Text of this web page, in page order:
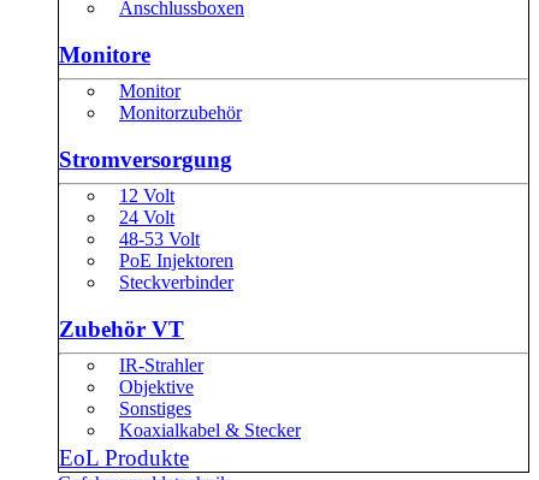
Anschlussboxen
Monitore
Monitor
Monitorzubehör
Stromversorgung
12 Volt
24 Volt
48-53 Volt
PoE Injektoren
Steckverbinder
Zubehör VT
IR-Strahler
Objektive
Sonstiges
Koaxialkabel & Stecker
EoL Produkte